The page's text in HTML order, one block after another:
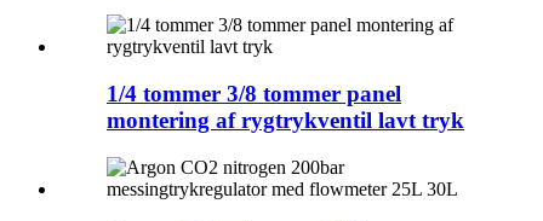
1/4 tommer 3/8 tommer panel
montering af rygtrykventil lavt tryk